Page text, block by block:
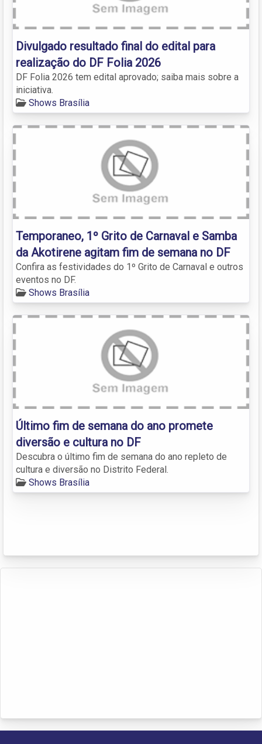
Divulgado resultado final do edital para
realização do DF Folia 2026
DF Folia 2026 tem edital aprovado; saiba mais sobre a
iniciativa.
Shows Brasília
Temporaneo, 1º Grito de Carnaval e Samba
da Akotirene agitam fim de semana no DF
Confira as festividades do 1º Grito de Carnaval e outros
eventos no DF.
Shows Brasília
Último fim de semana do ano promete
diversão e cultura no DF
Descubra o último fim de semana do ano repleto de
cultura e diversão no Distrito Federal.
Shows Brasília